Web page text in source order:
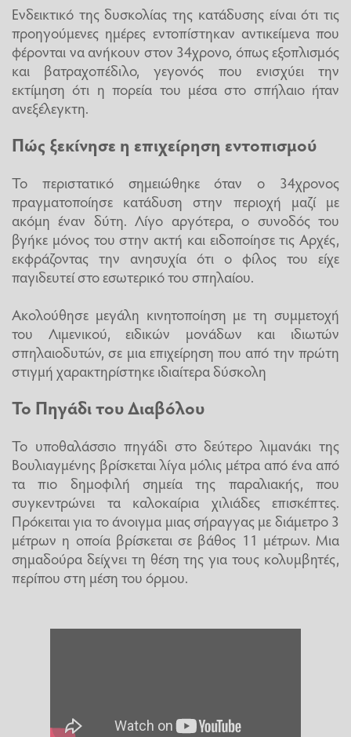
Ενδεικτικό της δυσκολίας της κατάδυσης είναι ότι τις
προηγούμενες ημέρες εντοπίστηκαν αντικείμενα που
φέρονται να ανήκουν στον 34χρονο, όπως εξοπλισμός
και βατραχοπέδιλο, γεγονός που ενισχύει την
εκτίμηση ότι η πορεία του μέσα στο σπήλαιο ήταν
ανεξέλεγκτη.
Πώς ξεκίνησε η επιχείρηση εντοπισμού
Το περιστατικό σημειώθηκε όταν ο 34χρονος
πραγματοποίησε κατάδυση στην περιοχή μαζί με
ακόμη έναν δύτη. Λίγο αργότερα, ο συνοδός του
βγήκε μόνος του στην ακτή και ειδοποίησε τις Αρχές,
εκφράζοντας την ανησυχία ότι ο φίλος του είχε
παγιδευτεί στο εσωτερικό του σπηλαίου.
Ακολούθησε μεγάλη κινητοποίηση με τη συμμετοχή
του Λιμενικού, ειδικών μονάδων και ιδιωτών
σπηλαιοδυτών, σε μια επιχείρηση που από την πρώτη
στιγμή χαρακτηρίστηκε ιδιαίτερα δύσκολη
Το Πηγάδι του Διαβόλου
Το υποθαλάσσιο πηγάδι στο δεύτερο λιμανάκι της
Βουλιαγμένης βρίσκεται λίγα μόλις μέτρα από ένα από
τα πιο δημοφιλή σημεία της παραλιακής, που
συγκεντρώνει τα καλοκαίρια χιλιάδες επισκέπτες.
Πρόκειται για το άνοιγμα μιας σήραγγας με διάμετρο 3
μέτρων η οποία βρίσκεται σε βάθος 11 μέτρων. Μια
σημαδούρα δείχνει τη θέση της για τους κολυμβητές,
περίπου στη μέση του όρμου.